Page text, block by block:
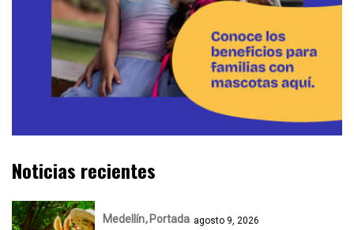
Noticias recientes
Medellín Portada agosto 9, 2026